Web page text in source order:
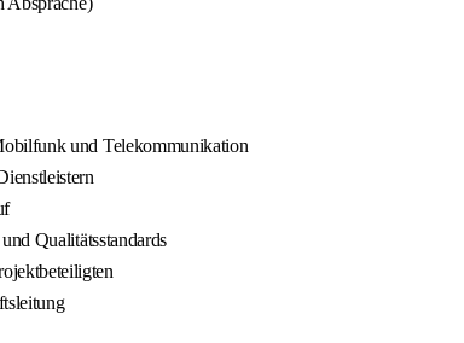
und Telekommunikation
Qualitätsstandards